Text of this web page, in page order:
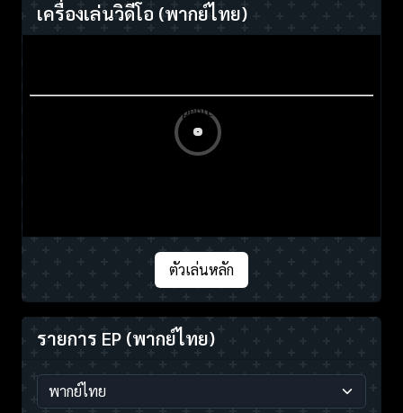
เครื่องเล่นวิดีโอ (พากย์ไทย)
ตัวเล่นหลัก
รายการ EP (พากย์ไทย)